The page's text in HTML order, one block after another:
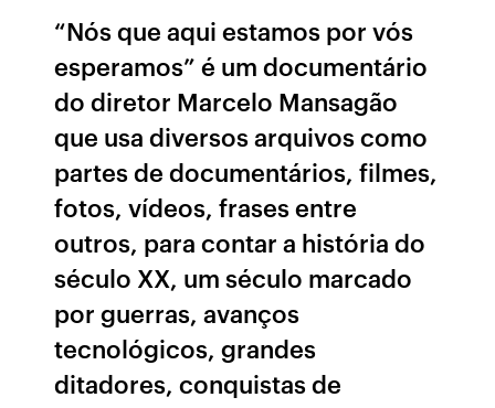
“Nós que aqui estamos por vós
esperamos” é um documentário
do diretor Marcelo Mansagão
que usa diversos arquivos como
partes de documentários, filmes,
fotos, vídeos, frases entre
outros, para contar a história do
século XX, um século marcado
por guerras, avanços
tecnológicos, grandes
ditadores, conquistas de